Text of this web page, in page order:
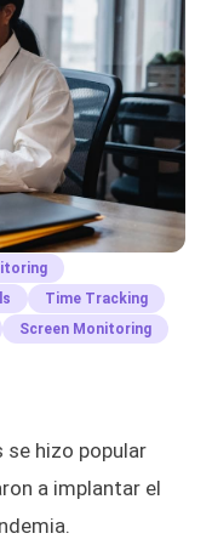
Time Tracking
Screen Monitoring
se hizo popular
a implantar el